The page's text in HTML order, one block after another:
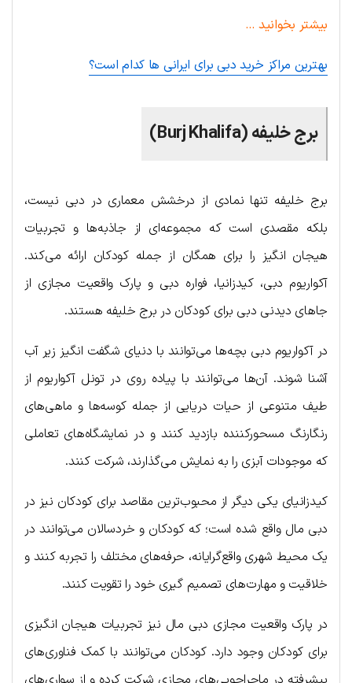
بیشتر بخوانید …
بهترین مراکز خرید دبی برای ایرانی ها کدام است؟
برج خلیفه (Burj Khalifa)
برج خلیفه تنها نمادی از درخشش معماری در دبی نیست،
بلکه مقصدی است که مجموعه‌ای از جاذبه‌ها و تجربیات
هیجان انگیز را برای همگان از جمله کودکان ارائه می‌کند.
آکواریوم دبی، کیدزانیا، فواره دبی و پارک واقعیت مجازی از
جاهای دیدنی دبی برای کودکان در برج خلیفه هستند.
در آکواریوم دبی بچه‌ها می‌توانند با دنیای شگفت انگیز زیر آب
آشنا شوند. آن‌ها می‌توانند با پیاده روی در تونل آکواریوم از
طیف متنوعی از حیات دریایی از جمله کوسه‌ها و ماهی‌های
رنگارنگ مسحورکننده بازدید کنند و در نمایشگاه‌های تعاملی
که موجودات آبزی را به نمایش می‌گذارند، شرکت کنند.
کیدزانیای یکی دیگر از محبوب‌ترین مقاصد برای کودکان نیز در
دبی مال واقع شده است؛ که کودکان و خردسالان می‌توانند در
یک محیط شهری واقع‌گرایانه، حرفه‌های مختلف را تجربه کنند و
خلاقیت و مهارت‌های تصمیم گیری خود را تقویت کنند.
در پارک واقعیت مجازی دبی مال نیز تجربیات هیجان انگیزی
برای کودکان وجود دارد. کودکان می‌توانند با کمک فناوری‌های